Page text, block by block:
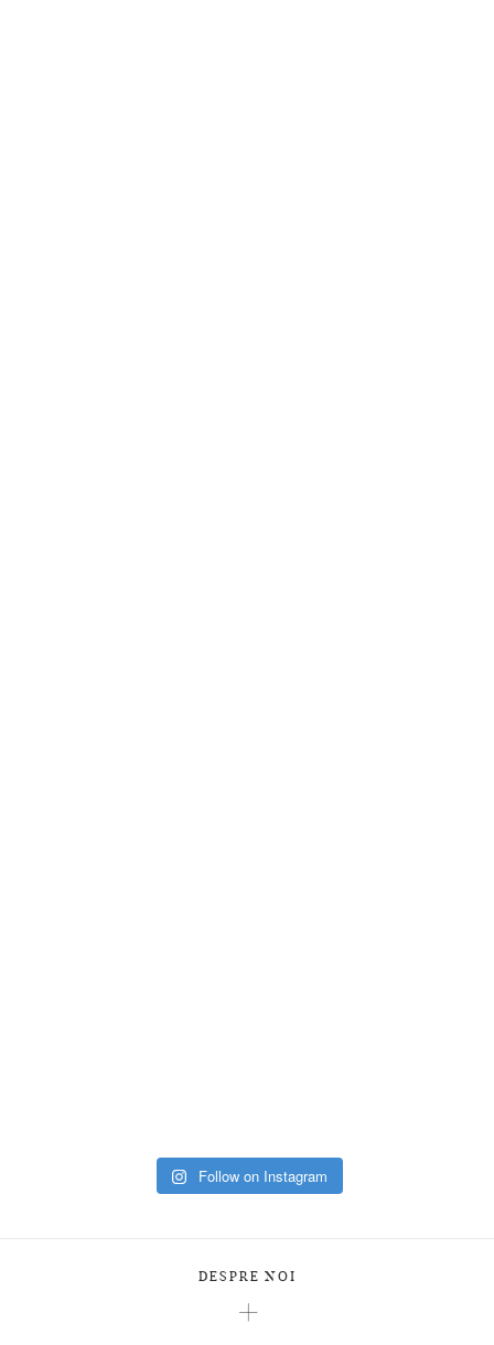
Follow on Instagram
DESPRE NOI